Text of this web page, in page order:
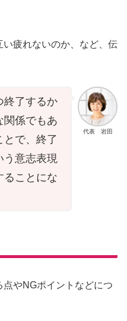
い疲れないのか、など、伝
代表 岩田
終了するか
関係でもあ
とで、終了
う意志表現
ることにな
やNGポイントなどにつ